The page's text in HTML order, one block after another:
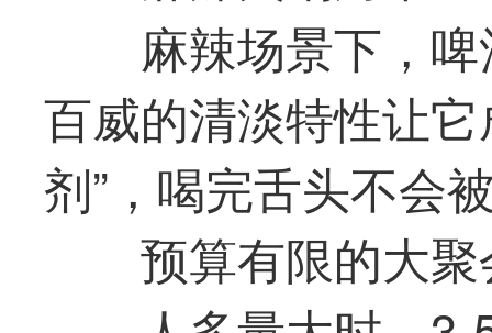
麻辣场景下，
百威的清淡特性让
剂”，喝完舌头不会
预算有限的大